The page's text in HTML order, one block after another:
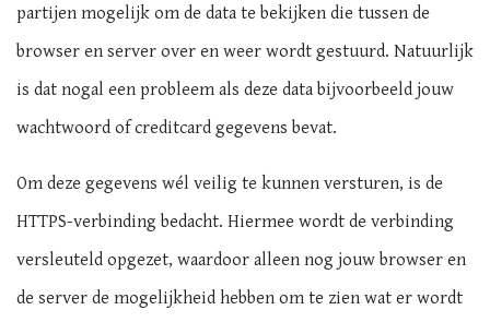
partijen mogelijk om de data te bekijken die tussen de
browser en server over en weer wordt gestuurd. Natuurlijk
is dat nogal een probleem als deze data bijvoorbeeld jouw
wachtwoord of creditcard gegevens bevat.
Om deze gegevens wél veilig te kunnen versturen, is de
HTTPS-verbinding bedacht. Hiermee wordt de verbinding
versleuteld opgezet, waardoor alleen nog jouw browser en
de server de mogelijkheid hebben om te zien wat er wordt